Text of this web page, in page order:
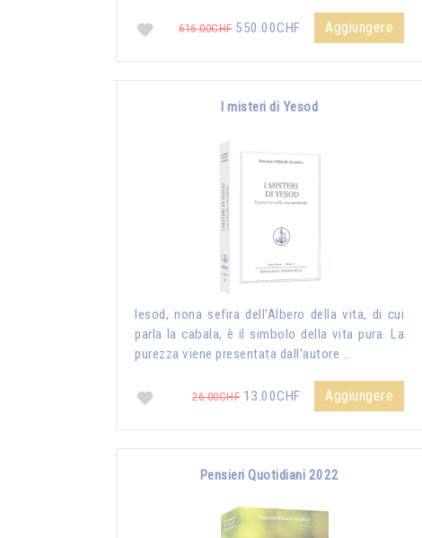
616.00CHF550.00CHF Aggiungere
I misteri di Yesod
Iesod, nona sefira dell’Albero della vita, di cui
parla la cabala, è il simbolo della vita pura. La
purezza viene presentata dall'autore …
26.00CHF 13.00CHF Aggiungere
Pensieri Quotidiani 2022